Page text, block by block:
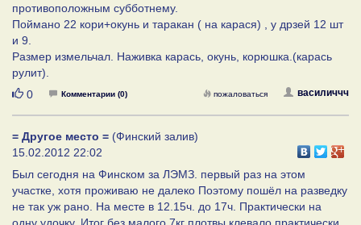
противоположным субботнему.
Поймано 22 кори+окунь и таракан ( на карася) , у дрзей 12 шт
и 9.
Размер измельчал. Наживка карась, окунь, корюшка.(карась
рулит).
Нравится
0 Комментарии (0) василиччч
пожаловаться
= Другое место = (Финский залив)
15.02.2012 22:02
Был сегодня на Финском за ЛЭМЗ. первый раз на этом
участке, хотя проживаю не далеко Поэтому пошёл на разведку
не так уж рано. На месте в 12.15ч. до 17ч. Практически на
одну удочку. Итог без малого 7кг плотвы клевало практически